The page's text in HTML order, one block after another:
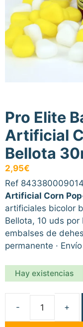
Pro Elite
Artificial
Bellota
2,95€
Ref
Artificial Corn
artificiales bicolor
Bellota, 10 uds
embalses de
permanente ·
Hay existencias